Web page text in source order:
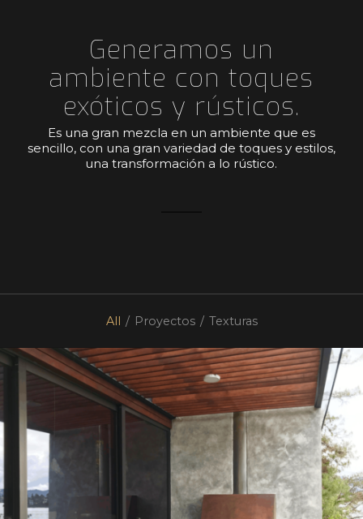
Generamos un
ambiente con toques
exóticos y rústicos.
Es una gran mezcla en un ambiente que es
sencillo, con una gran variedad de toques y estilos,
una transformación a lo rústico.
All / Proyectos / Texturas